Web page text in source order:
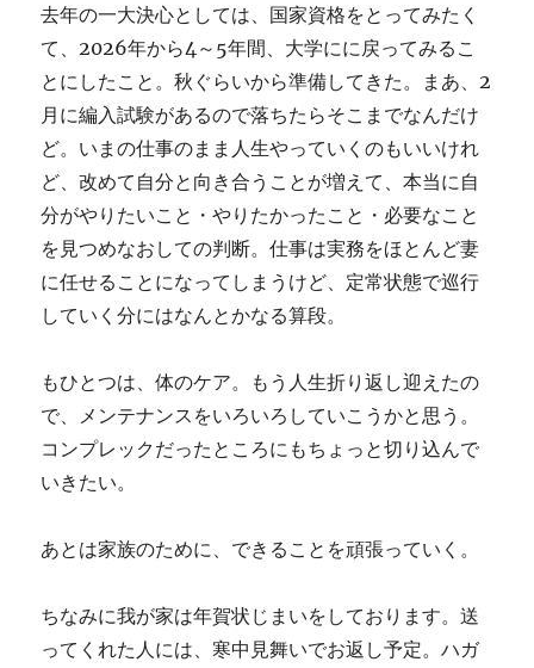
去年の一大決心としては、国家資格をとってみたく
て、2026年から4～5年間、大学にに戻ってみるこ
とにしたこと。秋ぐらいから準備してきた。まあ、2
月に編入試験があるので落ちたらそこまでなんだけ
ど。いまの仕事のまま人生やっていくのもいいけれ
ど、改めて自分と向き合うことが増えて、本当に自
分がやりたいこと・やりたかったこと・必要なこと
を見つめなおしての判断。仕事は実務をほとんど妻
に任せることになってしまうけど、定常状態で巡行
していく分にはなんとかなる算段。
もひとつは、体のケア。もう人生折り返し迎えたの
で、メンテナンスをいろいろしていこうかと思う。
コンプレックだったところにもちょっと切り込んで
いきたい。
あとは家族のために、できることを頑張っていく。
ちなみに我が家は年賀状じまいをしております。送
ってくれた人には、寒中見舞いでお返し予定。ハガ